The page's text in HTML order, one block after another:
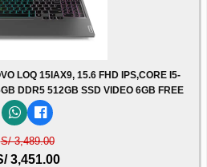
LOQ 15IAX9, 15.6 FHD IPS,CORE I5-
DDR5 512GB SSD VIDEO 6GB FREE
S/ 3,489.00
3,451.00